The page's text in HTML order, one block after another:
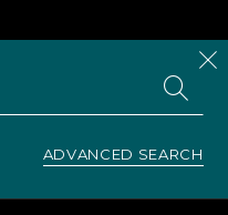
ADVANCED SEARCH